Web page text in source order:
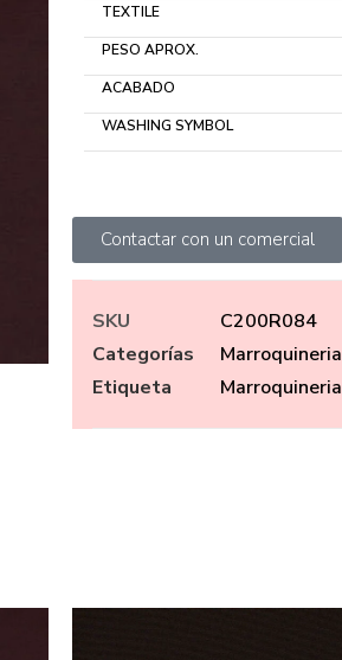
TEXTILE
PESO APROX.
ACABADO
WASHING SYMBOL
Contactar con un comercial
SKU
C200R084
Categorías
Marroquineria
Etiqueta
Marroquineria